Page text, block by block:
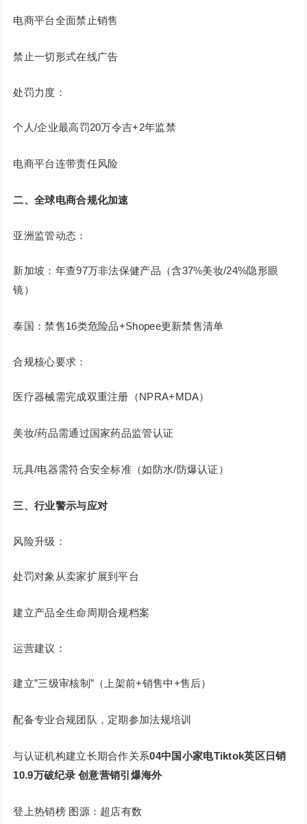
电商平台全面禁止销售
禁止一切形式在线广告
处罚力度：
个人/企业最高罚20万令吉+2年监禁
电商平台连带责任风险
二、全球电商合规化加速
亚洲监管动态：
新加坡：年查97万非法保健产品（含37%美妆/24%隐形眼
镜）
泰国：禁售16类危险品+Shopee更新禁售清单
合规核心要求：
医疗器械需完成双重注册（NPRA+MDA）
美妆/药品需通过国家药品监管认证
玩具/电器需符合安全标准（如防水/防爆认证）
三、行业警示与应对
风险升级：
处罚对象从卖家扩展到平台
建立产品全生命周期合规档案
运营建议：
建立”三级审核制”（上架前+销售中+售后）
配备专业合规团队，定期参加法规培训
与认证机构建立长期合作关系04中国小家电Tiktok英区日销
10.9万破纪录 创意营销引爆海外
登上热销榜 图源：超店有数